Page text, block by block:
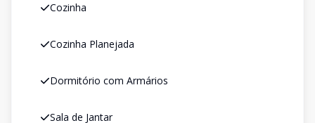
Cozinha
Cozinha Planejada
Dormitório com Armários
Sala de Jantar